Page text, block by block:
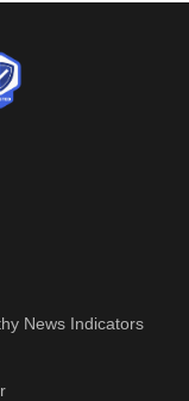
News Indicators